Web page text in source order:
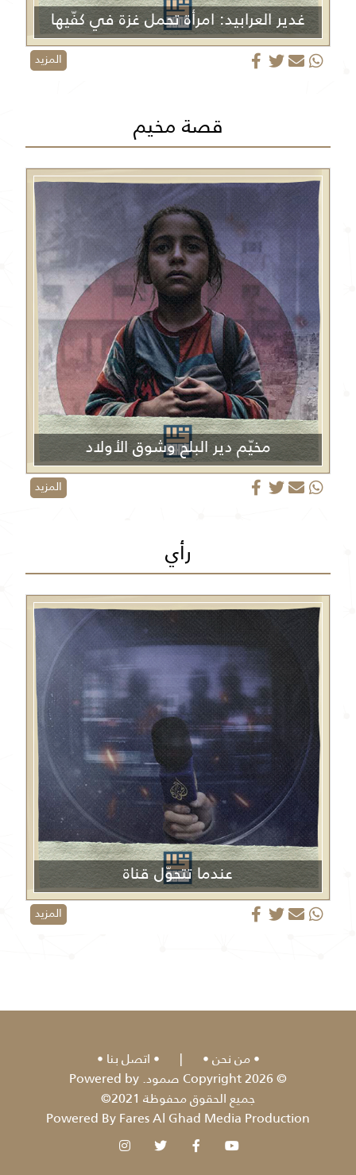
غدير العرابيد: امرأة تحمل غزة في كفّيها
المزيد
قصة مخيم
مخيّم دير البلح وشوق الأولاد
المزيد
رأي
عندما تتحوّل قناة
الجزيرة من منبر إعلامي إلى منصة دعائية
المزيد
من نحن |
اتصل بنا
© 2026 Copyright صمود. Powered by
جميع الحقوق محفوظة 2021©
Powered By Fares Al Ghad Media Production